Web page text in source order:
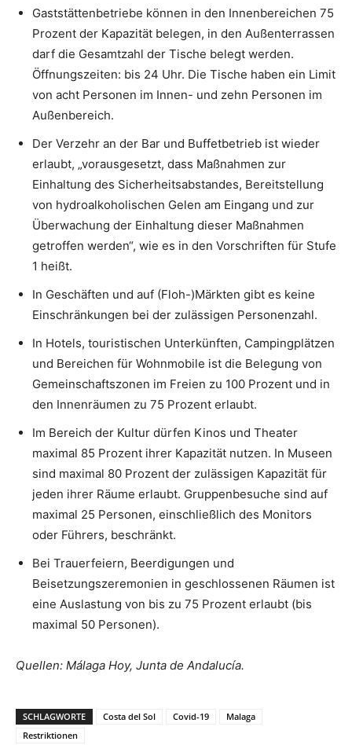
Gaststättenbetriebe können in den Innenbereichen 75
Prozent der Kapazität belegen, in den Außenterrassen
darf die Gesamtzahl der Tische belegt werden.
Öffnungszeiten: bis 24 Uhr. Die Tische haben ein Limit
von acht Personen im Innen- und zehn Personen im
Außenbereich.
Der Verzehr an der Bar und Buffetbetrieb ist wieder
erlaubt, „vorausgesetzt, dass Maßnahmen zur
Einhaltung des Sicherheitsabstandes, Bereitstellung
von hydroalkoholischen Gelen am Eingang und zur
Überwachung der Einhaltung dieser Maßnahmen
getroffen werden“, wie es in den Vorschriften für Stufe
1 heißt.
In Geschäften und auf (Floh-)Märkten gibt es keine
Einschränkungen bei der zulässigen Personenzahl.
In Hotels, touristischen Unterkünften, Campingplätzen
und Bereichen für Wohnmobile ist die Belegung von
Gemeinschaftszonen im Freien zu 100 Prozent und in
den Innenräumen zu 75 Prozent erlaubt.
Im Bereich der Kultur dürfen Kinos und Theater
maximal 85 Prozent ihrer Kapazität nutzen. In Museen
sind maximal 80 Prozent der zulässigen Kapazität für
jeden ihrer Räume erlaubt. Gruppenbesuche sind auf
maximal 25 Personen, einschließlich des Monitors
oder Führers, beschränkt.
Bei Trauerfeiern, Beerdigungen und
Beisetzungszeremonien in geschlossenen Räumen ist
eine Auslastung von bis zu 75 Prozent erlaubt (bis
maximal 50 Personen).
Quellen: Málaga Hoy, Junta de Andalucía.
SCHLAGWORTE Costa del Sol Covid-19
Malaga
Restriktionen